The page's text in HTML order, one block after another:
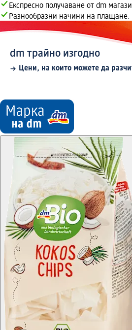
Експресно получаване от dm
Разнообразни начини на плащане.
dm трайно изгодно
Цени, на които можете да